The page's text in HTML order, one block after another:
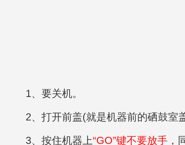
1、要关机。
2、打开前盖(就是机器前的硒鼓室
3、按住机器上“GO”键不要放手 ，